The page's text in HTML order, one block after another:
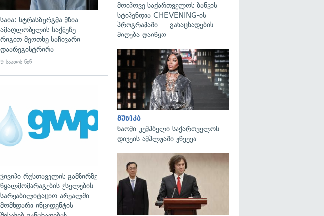
საია: სტრასბურგმა მზია
ამაღლობელის საქმეზე
რიგით მეოთხე საჩივარი
დაარეგისტრირა
9 საათის წინ
ჯივიპი რუსთაველის გამზირზე
წყალმომარაგების ქსელების
სარეაბილიტაციო არეალში
მომხდარი ინციდენტის
მოიპოვე საქართველოს ბანკის
სტიპენდია CHEVENING-ის
პროგრამაში — განაცხადების
მიღება დაიწყო
მუსიკა
ნაომი კემპბელი საქართველოს
დიჯეის ამპლუაში ეწვევა